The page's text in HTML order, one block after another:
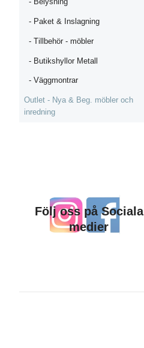
- Paket & Inslagning
- Tillbehör - möbler
- Butikshyllor Metall
- Väggmontrar
Outlet - Nya & Beg. möbler och
inredning
Följ oss på Sociala
medier